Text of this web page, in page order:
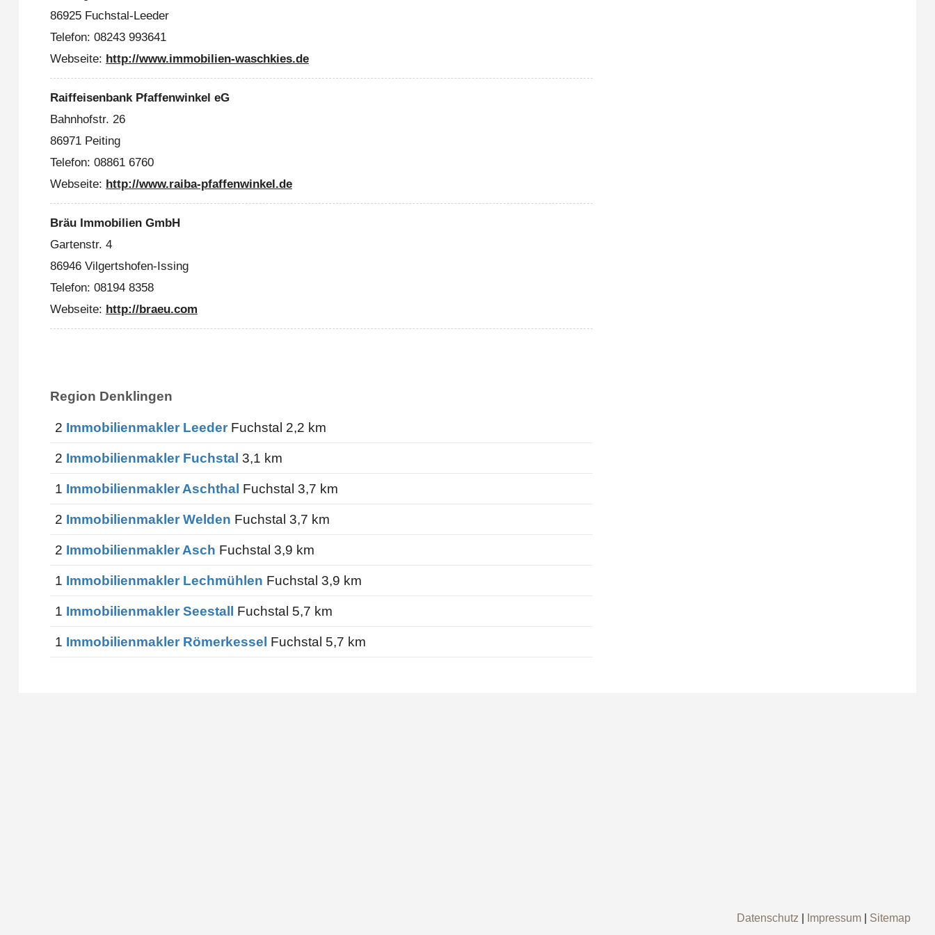
86925 Fuchstal-Leeder
Telefon: 08243 993641
Webseite: http://www.immobilien-waschkies.de
Raiffeisenbank Pfaffenwinkel eG
Bahnhofstr. 26
86971 Peiting
Telefon: 08861 6760
Webseite: http://www.raiba-pfaffenwinkel.de
Bräu Immobilien GmbH
Gartenstr. 4
86946 Vilgertshofen-Issing
Telefon: 08194 8358
Webseite: http://braeu.com
Region Denklingen
2 Immobilienmakler LeederFuchstal 2,2 km
2 Immobilienmakler Fuchstal 3,1 km
1 Immobilienmakler Aschthal Fuchstal 3,7 km
2 Immobilienmakler Welden Fuchstal 3,7 km
2 Immobilienmakler Asch Fuchstal 3,9 km
1 Immobilienmakler Lechmühlen Fuchstal 3,9 km
1 Immobilienmakler Seestall Fuchstal 5,7 km
1 Immobilienmakler Römerkessel Fuchstal 5,7 km
Datenschutz Impressum Sitemap